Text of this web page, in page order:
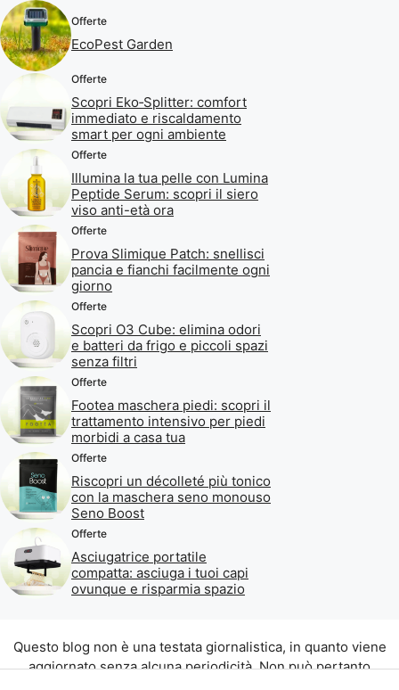
Offerte
EcoPest Garden
Offerte
Scopri Eko‑Splitter: comfort
immediato e riscaldamento
smart per ogni ambiente
Offerte
Illumina la tua pelle con Lumina
Peptide Serum: scopri il siero
viso anti-età ora
Offerte
Prova Slimique Patch: snellisci
pancia e fianchi facilmente ogni
giorno
Offerte
Scopri O3 Cube: elimina odori
e batteri da frigo e piccoli spazi
senza filtri
Offerte
Footea maschera piedi: scopri il
trattamento intensivo per piedi
morbidi a casa tua
Offerte
Riscopri un décolleté più tonico
con la maschera seno monouso
Seno Boost
Offerte
Asciugatrice portatile
compatta: asciuga i tuoi capi
ovunque e risparmia spazio
Questo blog non è una testata giornalistica, in quanto viene
aggiornato senza alcuna periodicità. Non può pertanto